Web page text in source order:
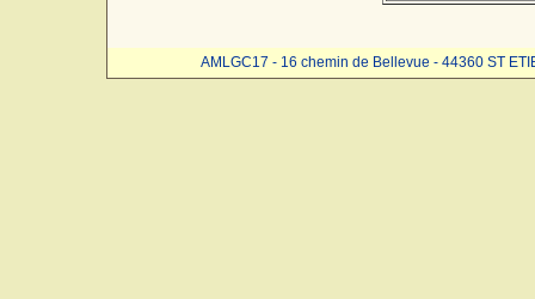
AMLGC17 - 16 chemin de Bellevue - 44360 ST